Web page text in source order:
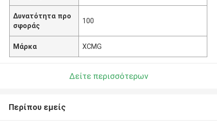
Δυνατότητα προ
σφοράς
100
Μάρκα XCMG
Δείτε περισσότερων
Περίπου εμείς